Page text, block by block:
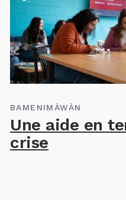
BAMENIMÀWÀN
Une aide en
crise